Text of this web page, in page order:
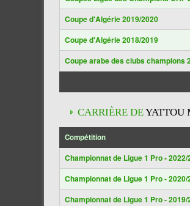
Coupe d'Algérie 2019/2020
Coupe d'Algérie 2018/2019
Coupe arabe des clubs champions
CARRIÈRE DEYATTOU
Compétition
Championnat de Ligue 1 Pro - 2022/
Championnat de Ligue 1 Pro - 2020/
Championnat de Ligue 1 Pro - 2019/